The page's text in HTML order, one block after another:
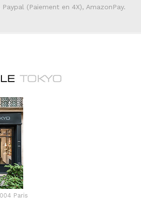
(Paiement en 4X), AmazonPay.
Paris